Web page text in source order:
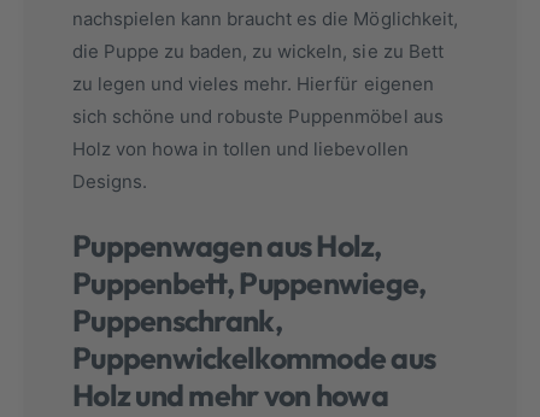
nachspielen kann braucht es die Möglichkeit,
die Puppe zu baden, zu wickeln, sie zu Bett
zu legen und vieles mehr. Hierfür eigenen
sich schöne und robuste Puppenmöbel aus
Holz von howa in tollen und liebevollen
Designs.
Puppenwagen aus Holz,
Puppenbett, Puppenwiege,
Puppenschrank,
Puppenwickelkommode aus
Holz und mehr von howa